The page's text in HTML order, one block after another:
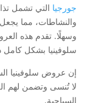
جورجيا التي تشمل
والنشاطات، مما يجعل
وسهلًا. تقدم هذه
سلوفينيا بشكل
إن عروض سلوفينيا
لا تُنسى وتضمن لهم
السياحية.